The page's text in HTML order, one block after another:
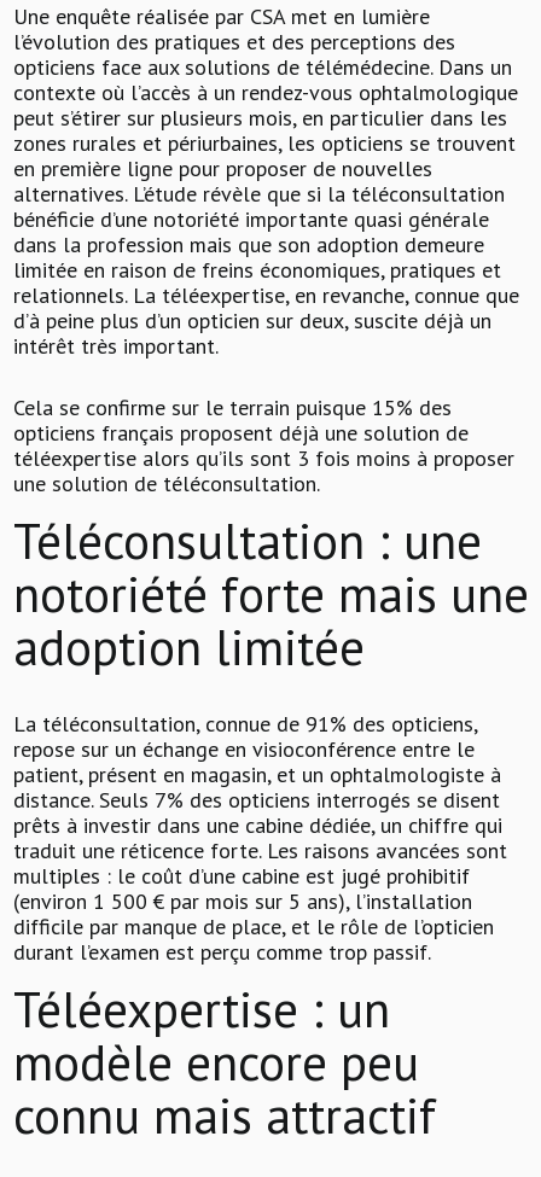
Une enquête réalisée par CSA met en lumière
l’évolution des pratiques et des perceptions des
opticiens face aux solutions de télémédecine. Dans un
contexte où l’accès à un rendez-vous ophtalmologique
peut s’étirer sur plusieurs mois, en particulier dans les
zones rurales et périurbaines, les opticiens se trouvent
en première ligne pour proposer de nouvelles
alternatives. L’étude révèle que si la téléconsultation
bénéficie d’une notoriété importante quasi générale
dans la profession mais que son adoption demeure
limitée en raison de freins économiques, pratiques et
relationnels. La téléexpertise, en revanche, connue que
d’à peine plus d’un opticien sur deux, suscite déjà un
intérêt très important.
Cela se confirme sur le terrain puisque 15% des
opticiens français proposent déjà une solution de
téléexpertise alors qu’ils sont 3 fois moins à proposer
une solution de téléconsultation.
Téléconsultation : une
notoriété forte mais une
adoption limitée
La téléconsultation, connue de 91% des opticiens,
repose sur un échange en visioconférence entre le
patient, présent en magasin, et un ophtalmologiste à
distance. Seuls 7% des opticiens interrogés se disent
prêts à investir dans une cabine dédiée, un chiffre qui
traduit une réticence forte. Les raisons avancées sont
multiples : le coût d’une cabine est jugé prohibitif
(environ 1 500 € par mois sur 5 ans), l’installation
difficile par manque de place, et le rôle de l’opticien
durant l’examen est perçu comme trop passif.
Téléexpertise : un
modèle encore peu
connu mais attractif